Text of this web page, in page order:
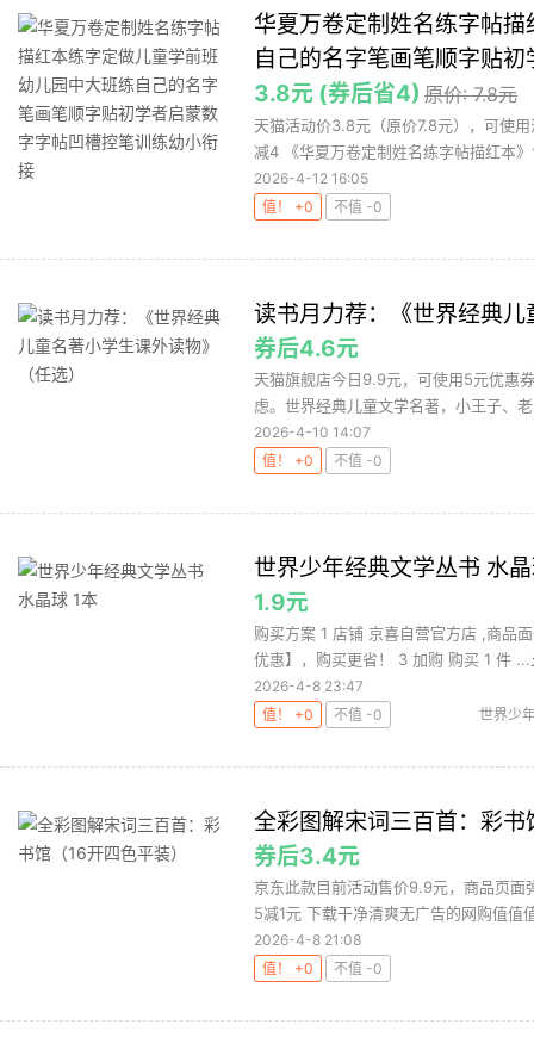
华夏万卷定制姓名练字帖
自己的名字笔画笔顺字贴
3.8元 (券后省4) 原价: 7.8元
天猫活动价3.8元（原价7.8元），可使
减4 《华夏万卷定制姓名练字帖描红本
2026-4-12 16:05
值！ +0
不值 -0
读书月力荐：《世界经典
券后4.6元
天猫旗舰店今日9.9元，可使用5元优惠
虑。世界经典儿童文学名著，小王子、
2026-4-10 14:07
值！ +0
不值 -0
世界少年经典文学丛书 水
1.9元
购买方案 1 店铺 京喜自营官方店 ,商品
优惠】，购买更省！ 3 加购 购买 1 件 ...
2026-4-8 23:47
值！ +0
不值 -0
世界少
全彩图解宋词三百首：彩
券后3.4元
京东此款目前活动售价9.9元，商品页
5减1元 下载干净清爽无广告的网购值值
2026-4-8 21:08
值！ +0
不值 -0